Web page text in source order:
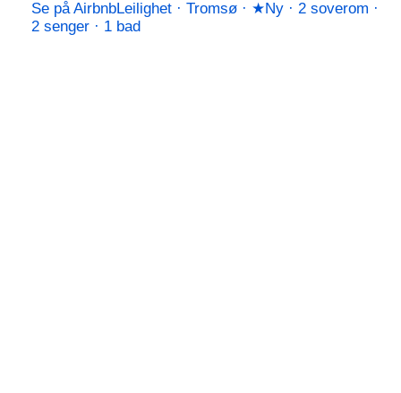
Se på AirbnbLeilighet · Tromsø · ★Ny · 2 soverom ·
2 senger · 1 bad